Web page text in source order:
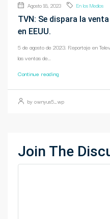
Agosto 18, 2023 En los Medios
TVN: Se dispara la
en EEUU.
5 de agosto de 2023. Reportaje en
las ventas de...
Continue reading
by ownyus5_wp
Join The